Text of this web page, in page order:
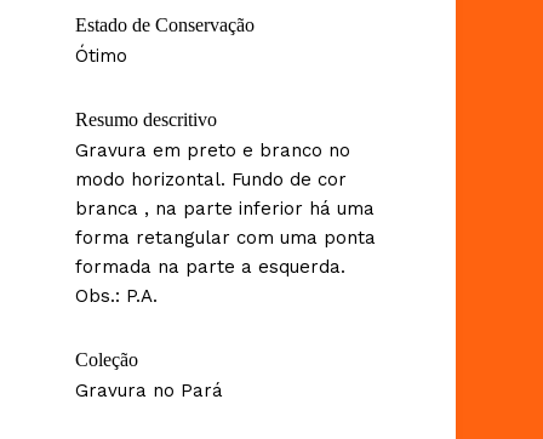
Estado de Conservação
Ótimo
Resumo descritivo
Gravura em preto e branco no
modo horizontal. Fundo de cor
branca , na parte inferior há uma
forma retangular com uma ponta
formada na parte a esquerda.
Obs.: P.A.
Coleção
Gravura no Pará